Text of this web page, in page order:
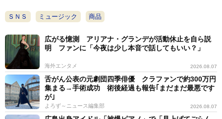
ＳＮＳ ミュージック 商品
広がる憶測 アリアナ・グランデが活動休止を自ら説
明 ファンに「今夜は少し本音で話してもいい？」
海外エンタメ 2026.08.07
舌がん公表の元劇団四季俳優 クラファンで約300万円
集まる→手術成功 術後経過も報告｢まだまだ最悪です
が｣
よろず～ニュース編集部 2026.08.07